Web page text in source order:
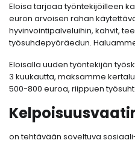
Eloisa tarjoaa työntekijöilleen
euron arvoisen rahan
hyvinvointipalveluihin, kahvit,
työsuhdepyöräedun.
Eloisalla uuden työntekijän
3 kuukautta, maksamme
500-800 euroa, riippuen
on tehtävään soveltuva